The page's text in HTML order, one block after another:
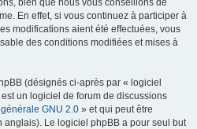
bien que nous vous conseillons de
En effet, si vous continuez à participer à
modifications aient été effectuées, vous
des conditions modifiées et mises à
(désignés ci-après par « logiciel
un logiciel de forum de discussions
GNU 2.0 » et qui peut être
anglais). Le logiciel phpBB a pour seul but